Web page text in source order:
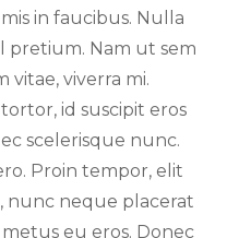
in faucibus. Nulla
pretium. Nam ut sem
vitae, viverra mi.
id suscipit eros
scelerisque nunc.
Proin tempor, elit
neque placerat
eu eros. Donec